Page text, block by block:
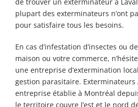
plupart des exterminateurs n’ont
pour satisfaire tous les besoins.
En cas d’infestation d’insectes ou
maison ou votre commerce,
une entreprise d’extermination
gestion parasitaire. Exterminateurs
entreprise établie à Montréal
le territoire couvre l’est et le nord